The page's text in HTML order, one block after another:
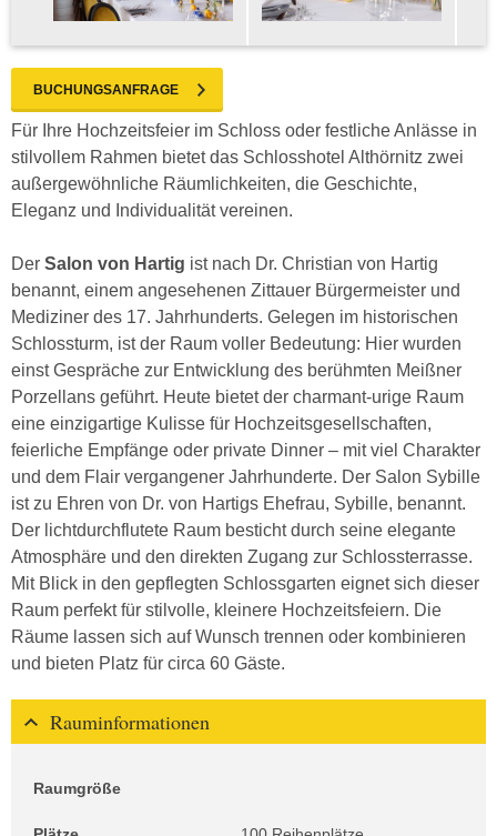
BUCHUNGSANFRAGE
Für Ihre Hochzeitsfeier im Schloss oder festliche Anlässe in
stilvollem Rahmen bietet das Schlosshotel Althörnitz zwei
außergewöhnliche Räumlichkeiten, die Geschichte,
Eleganz und Individualität vereinen.
Der Salon von Hartig ist nach Dr. Christian von Hartig
benannt, einem angesehenen Zittauer Bürgermeister und
Mediziner des 17. Jahrhunderts. Gelegen im historischen
Schlossturm, ist der Raum voller Bedeutung: Hier wurden
einst Gespräche zur Entwicklung des berühmten Meißner
Porzellans geführt. Heute bietet der charmant-urige Raum
eine einzigartige Kulisse für Hochzeitsgesellschaften,
feierliche Empfänge oder private Dinner – mit viel Charakter
und dem Flair vergangener Jahrhunderte. Der Salon Sybille
ist zu Ehren von Dr. von Hartigs Ehefrau, Sybille, benannt.
Der lichtdurchflutete Raum besticht durch seine elegante
Atmosphäre und den direkten Zugang zur Schlossterrasse.
Mit Blick in den gepflegten Schlossgarten eignet sich dieser
Raum perfekt für stilvolle, kleinere Hochzeitsfeiern. Die
Räume lassen sich auf Wunsch trennen oder kombinieren
und bieten Platz für circa 60 Gäste.
Rauminformationen
Raumgröße